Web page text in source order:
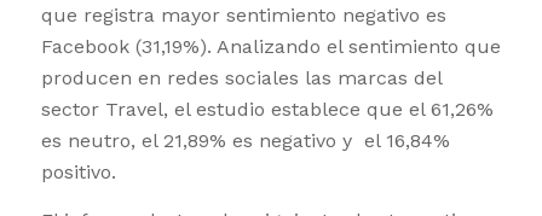
que registra mayor sentimiento negativo es
Facebook (31,19%). Analizando el sentimiento que
producen en redes sociales las marcas del
sector Travel, el estudio establece que el 61,26%
es neutro, el 21,89% es negativo y el 16,84%
positivo.